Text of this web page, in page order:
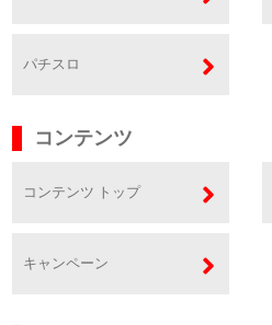
パチスロ
コンテンツ
コンテンツ トップ
キャンペーン